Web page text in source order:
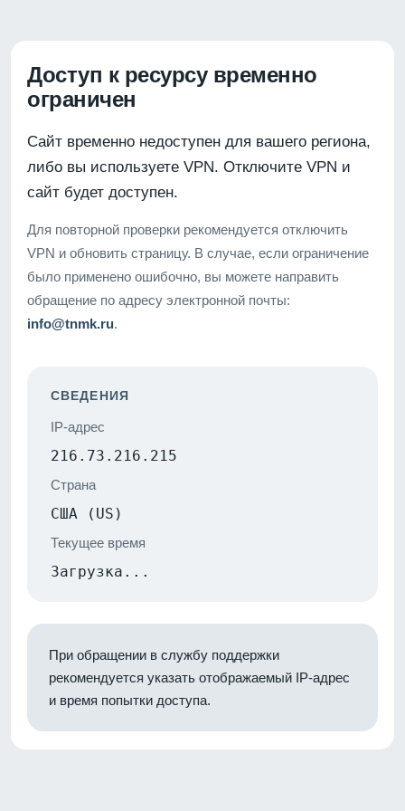
Доступ к ресурсу временно
ограничен
Сайт временно недоступен для вашего региона,
либо вы используете VPN. Отключите VPN и
сайт будет доступен.
Для повторной проверки рекомендуется отключить
VPN и обновить страницу. В случае, если ограничение
было применено ошибочно, вы можете направить
обращение по адресу электронной почты:
info@tnmk.ru.
СВЕДЕНИЯ
IP-адрес
216.73.216.215
Страна
США (US)
Текущее время
Загрузка...
При обращении в службу поддержки
рекомендуется указать отображаемый IP-адрес
и время попытки доступа.